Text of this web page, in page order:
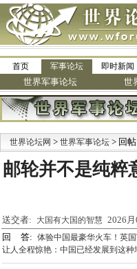
首页 军事论坛 即时新闻
世界军事论坛 世
世界论坛网 > 世界军事论坛 > 回帖
邮轮并不是纯粹
送交者: 大国有大国的智慧 2026
回 答: 体验中国最豪华火车！英
让人全程惊艳：中国已经发展到这种